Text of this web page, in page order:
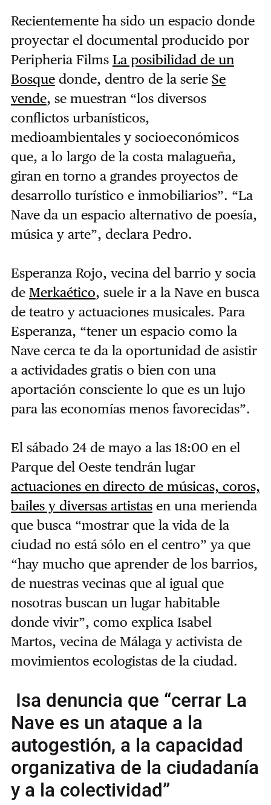
Recientemente ha sido un espacio donde
proyectar el documental producido por
Peripheria Films La posibilidad de un
Bosquedonde, dentro de la serie Se
vende, se muestran “los diversos
conflictos urbanísticos,
medioambientales y socioeconómicos
que, a lo largo de la costa malagueña,
giran en torno a grandes proyectos de
desarrollo turístico e inmobiliarios”. “La
Nave da un espacio alternativo de poesía,
música y arte”, declara Pedro.
Esperanza Rojo, vecina del barrio y socia
de Merkaético, suele ir a la Nave en busca
de teatro y actuaciones musicales. Para
Esperanza, “tener un espacio como la
Nave cerca te da la oportunidad de asistir
a actividades gratis o bien con una
aportación consciente lo que es un lujo
para las economías menos favorecidas”.
El sábado 24 de mayo a las 18:00 en el
Parque del Oeste tendrán lugar
actuaciones en directo de músicas, coros,
bailes y diversas artistasen una merienda
que busca “mostrar que la vida de la
ciudad no está sólo en el centro” ya que
“hay mucho que aprender de los barrios,
de nuestras vecinas que al igual que
nosotras buscan un lugar habitable
donde vivir”, como explica Isabel
Martos, vecina de Málaga y activista de
movimientos ecologistas de la ciudad.
Isa denuncia que “cerrar La
Nave es un ataque a la
autogestión, a la capacidad
organizativa de la ciudadanía
y a la colectividad”